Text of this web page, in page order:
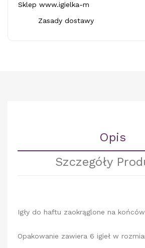
Sklep www.igielka-m
Zasady dostawy
Opis
Szczegóły
Igły do haftu zaokrąglone na
Opakowanie zawiera 6 igieł w